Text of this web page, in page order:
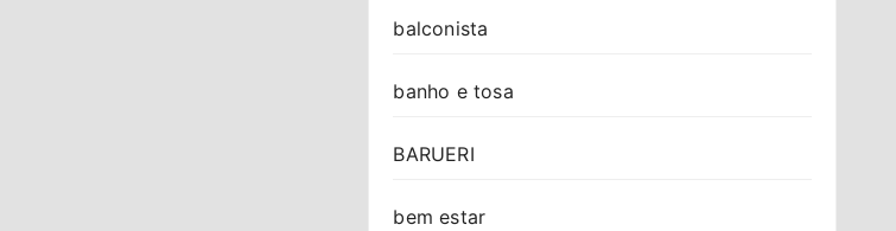
balconista
banho e tosa
BARUERI
bem estar